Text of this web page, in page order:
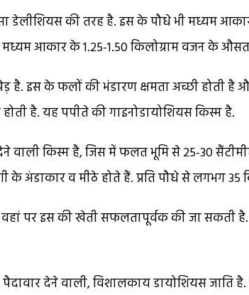
डेलीशियस की तरह है. इस के पौधे भी मध्यम
आकार के 1.25-1.50 किलोग्राम वजन के
है. इस के फलों की भंडारण क्षमता अच्छी होती
है. यह पपीते की गाइनोडायोशियस किस्म है.
वाली किस्म है, जिस में फलत भूमि से 25-30
अंडाकार व मीठे होते हैं. प्रति पौधे से लगभग 35
वहां पर इस की खेती सफलतापूर्वक की जा
देने वाली, विशालकाय डायोशियस जाति